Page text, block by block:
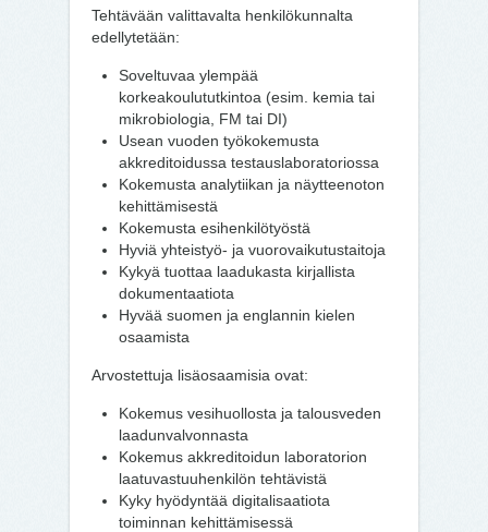
Tehtävään valittavalta henkilökunnalta
edellytetään:
Soveltuvaa ylempää
korkeakoulututkintoa (esim. kemia tai
mikrobiologia, FM tai DI)
Usean vuoden työkokemusta
akkreditoidussa testauslaboratoriossa
Kokemusta analytiikan ja näytteenoton
kehittämisestä
Kokemusta esihenkilötyöstä
Hyviä yhteistyö- ja vuorovaikutustaitoja
Kykyä tuottaa laadukasta kirjallista
dokumentaatiota
Hyvää suomen ja englannin kielen
osaamista
Arvostettuja lisäosaamisia ovat:
Kokemus vesihuollosta ja talousveden
laadunvalvonnasta
Kokemus akkreditoidun laboratorion
laatuvastuuhenkilön tehtävistä
Kyky hyödyntää digitalisaatiota
toiminnan kehittämisessä